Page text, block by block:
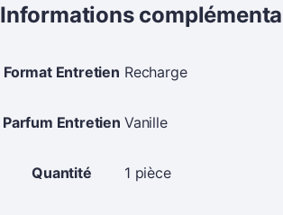
Informations
Format Entretien Recharge
Parfum Entretien Vanille
Quantité 1 pièce